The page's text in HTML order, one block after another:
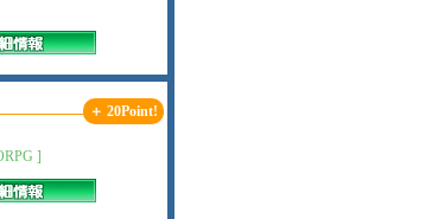
＋ 20Point!
]